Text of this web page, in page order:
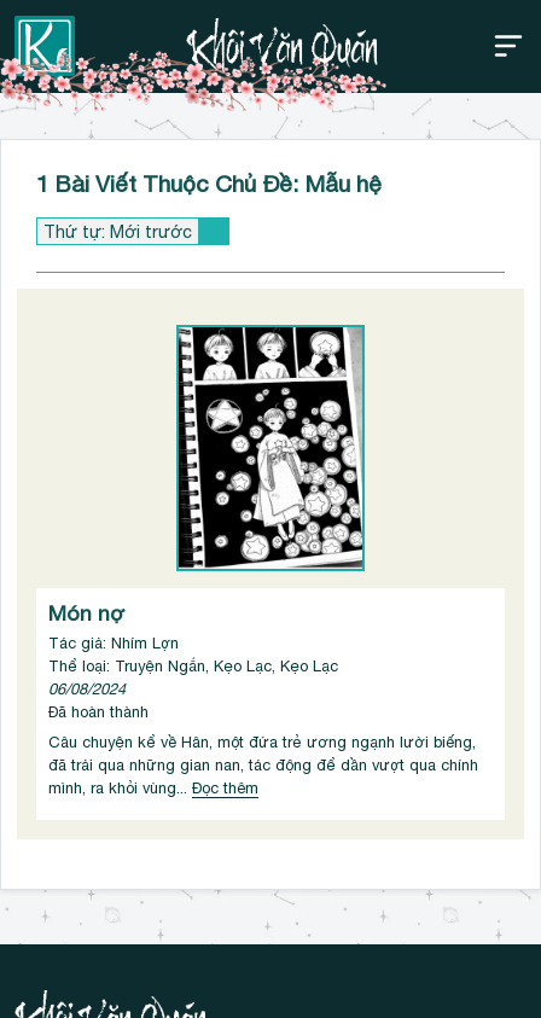
Thanh điều hướng trên
1 Bài Viết Thuộc Chủ Đề: Mẫu hệ
Món nợ
Tác giả: Nhím Lợn
Thể loại: Truyện Ngắn, Kẹo Lạc, Kẹo Lạc
06/08/2024
Đã hoàn thành
Câu chuyện kể về Hân, một đứa trẻ ương ngạnh lười biếng,
đã trải qua những gian nan, tác động để dần vượt qua chính
mình, ra khỏi vùng... Đọc thêm